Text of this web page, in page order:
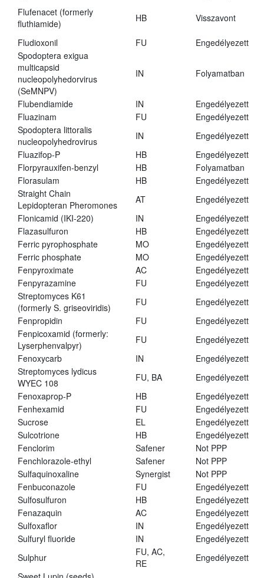
Flufenacet (formerly
fluthiamide)
HB Visszavont
Fludioxonil FU
Engedélyezett
Spodoptera exigua
multicapsid
nucleopolyhedorvirus
(SeMNPV)
IN Folyamatban
Flubendiamide IN
Engedélyezett
Fluazinam
FU
Engedélyezett
Spodoptera littoralis
nucleopolyhedrovirus
IN
Engedélyezett
Fluazifop-P
HB
Engedélyezett
Florpyrauxifen-benzyl
HB
Folyamatban
Florasulam
HB
Engedélyezett
Straight Chain
Lepidopteran Pheromones
AT
Engedélyezett
Flonicamid (IKI-220)
IN
Engedélyezett
Flazasulfuron
HB
Engedélyezett
Ferric pyrophosphate
MO
Engedélyezett
Ferric phosphate
MO
Engedélyezett
Fenpyroximate
AC
Engedélyezett
Fenpyrazamine
FU
Engedélyezett
Streptomyces K61
(formerly S. griseoviridis)
FU
Engedélyezett
Fenpropidin
FU
Engedélyezett
Fenpicoxamid (formerly:
Lyserphenvalpyr)
FU
Engedélyezett
Fenoxycarb
IN
Engedélyezett
Streptomyces lydicus
WYEC 108
FU, BA
Engedélyezett
Fenoxaprop-P
HB
Engedélyezett
Fenhexamid
FU
Engedélyezett
Sucrose
EL
Engedélyezett
Sulcotrione
HB
Engedélyezett
Fenclorim
Safener
Not PPP
Fenchlorazole-ethyl
Safener
Not PPP
Sulfaquinoxaline
Synergist
Not PPP
Fenbuconazole
FU
Engedélyezett
Sulfosulfuron
HB
Engedélyezett
Fenazaquin
AC
Engedélyezett
Sulfoxaflor
IN
Engedélyezett
Sulfuryl fluoride
IN
Engedélyezett
Sulphur
FU, AC,
RE
Engedélyezett